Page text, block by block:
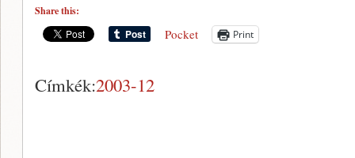
Share this:
Pocket Print
Címkék:2003-12